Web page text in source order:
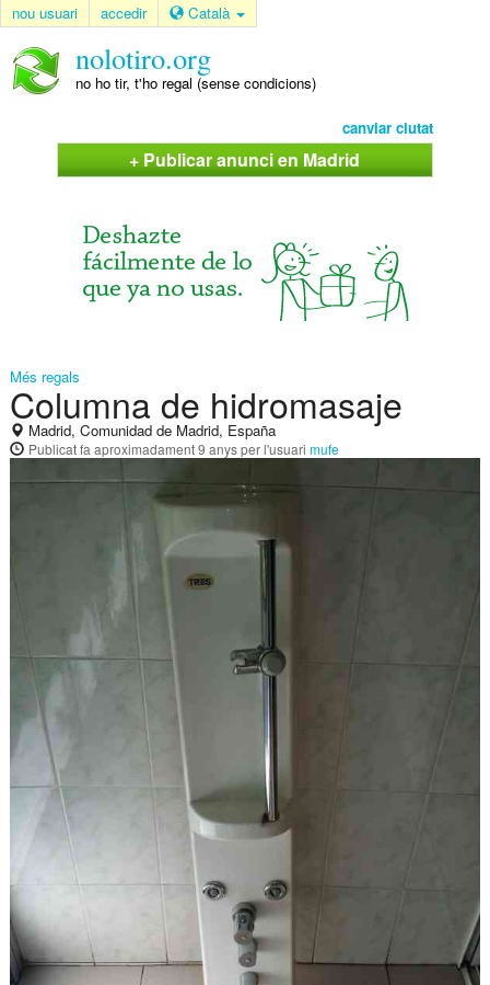
nou usuari accedir Català
nolotiro.org
no ho tir, t'ho regal (sense condicions)
canviar ciutat
+ Publicar anunci en Madrid
Més regals
Columna de hidromasaje
Madrid, Comunidad de Madrid, España
Publicatfa aproximadament 9 anysper l'usuari mufe